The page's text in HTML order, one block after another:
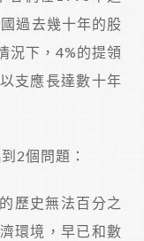
過去幾十年的股
況下，4%的提領
支應長達數十年
2個問題：
歷史無法百分之
環境，早已和數